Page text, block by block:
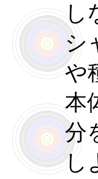
し
シ
や
本
分
し